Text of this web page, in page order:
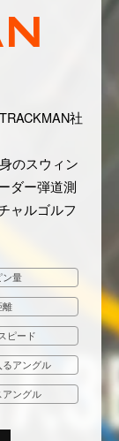
社
のスウィン
ダー弾道測
ャルゴルフ
ン量
離
ピード
るアングル
アングル